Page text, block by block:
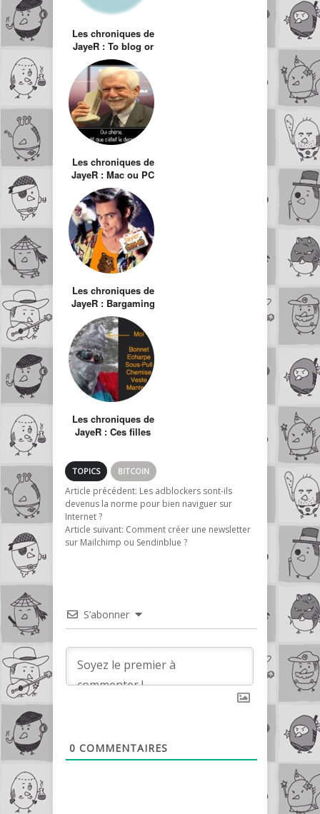
Les chroniques de
JayeR : To blog or
not to blog
Les chroniques de
JayeR : Mac ou PC
?
Les chroniques de
JayeR : Bargaming
11
Les chroniques de
JayeR : Ces filles
TOPICS BITCOIN
Article précédent: Les adblockers sont-ils
devenus la norme pour bien naviguer sur
Internet ?
Article suivant: Comment créer une newsletter
sur Mailchimp ou Sendinblue ?
S’abonner
0 COMMENTAIRES